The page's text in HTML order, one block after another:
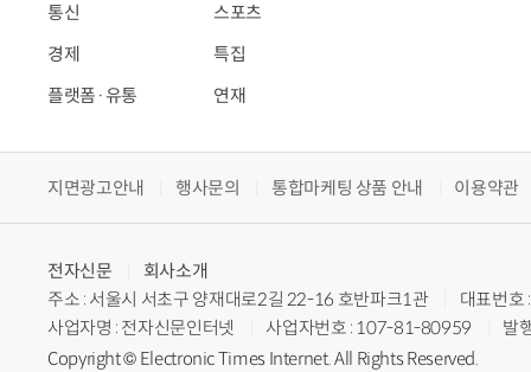
통신
경제
플랫폼·유통
스포츠
특집
연재
지면광고안내 행사문의 통합마케팅 상품 안내 이용약관
전자신문
회사소개
주소 : 서울시 서초구 양재대로2길 22-16 호반파크1관
대표번
사업자명 : 전자신문인터넷
사업자번호 : 107-81-80959
발
Copyright © Electronic Times Internet. All Rights Reserved.